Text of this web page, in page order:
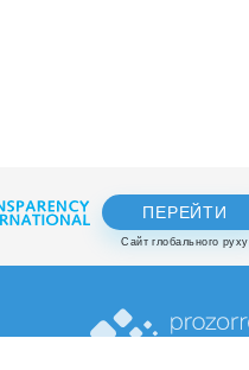
ПЕРЕЙТИ
Сайт глобального руху